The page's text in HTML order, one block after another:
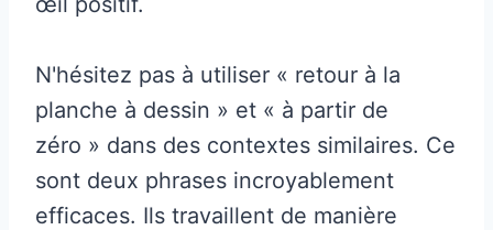
N'hésitez pas à utiliser « retour à la
planche à dessin » et « à partir de
zéro » dans des contextes similaires. Ce
sont deux phrases incroyablement
efficaces. Ils travaillent de manière